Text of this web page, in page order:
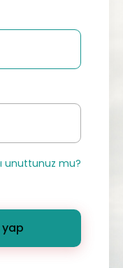
unuttunuz mu?
yap